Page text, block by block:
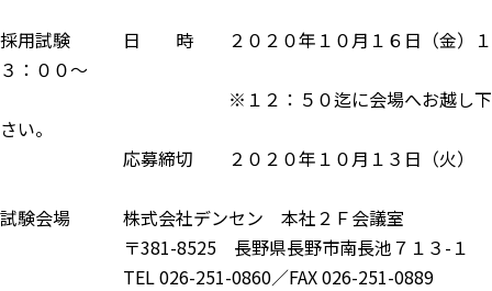
採用試験 日 時 ２０２０年１０月１６日（金）１
３：００～
※１２：５０迄に会場へお越し下
さい。
応募締切 ２０２０年１０月１３日（火）
試験会場 株式会社デンセン 本社２Ｆ会議室
〒381-8525 長野県長野市南長池７１３-１
TEL 026-251-0860／FAX 026-251-0889